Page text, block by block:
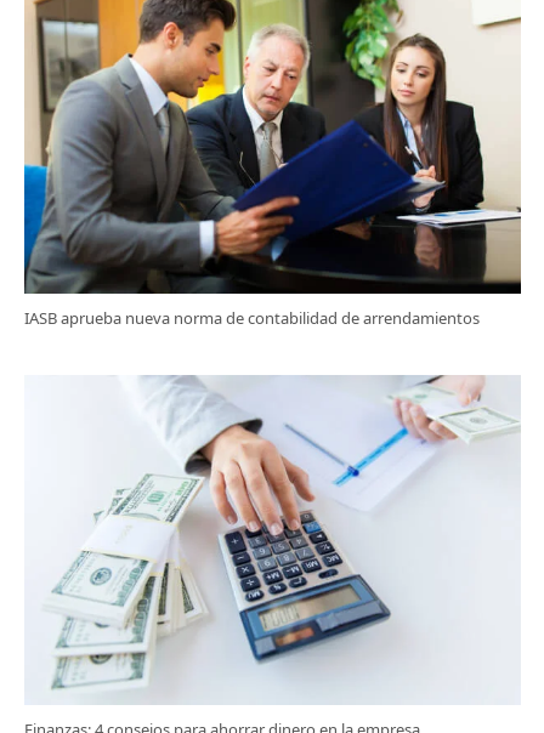
IASB aprueba nueva norma de contabilidad de arrendamientos